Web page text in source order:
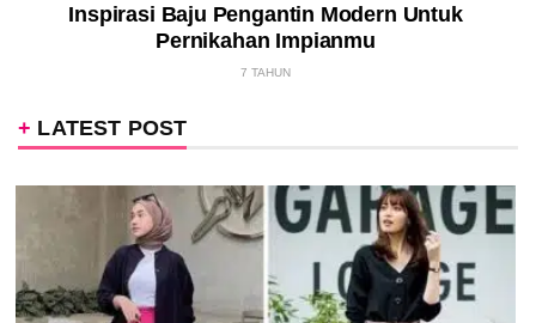
Inspirasi Baju Pengantin Modern Untuk
Pernikahan Impianmu
7 TAHUN
LATEST POST